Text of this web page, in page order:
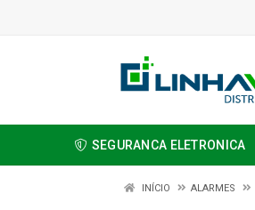
SEGURANCA ELETRONICA
INÍCIO ALARMES